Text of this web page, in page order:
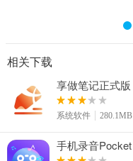
相关下载
享做笔记正式版
系统软件 280.1MB
手机录音Pocket